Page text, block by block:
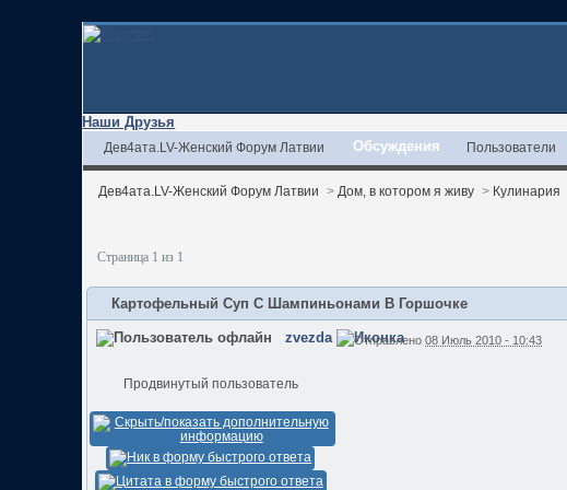
Наши Друзья
Дев4ата.LV-Женский Форум Латвии Обсуждения Пользователи
Дев4ата.LV-Женский Форум Латвии > Дом, в котором я живу > Кулинария
Страница 1 из 1
Картофельный Суп С Шампиньонами В Горшочке
zvezda
Продвинутый пользователь
Отправлено08 Июль 2010 - 10:43